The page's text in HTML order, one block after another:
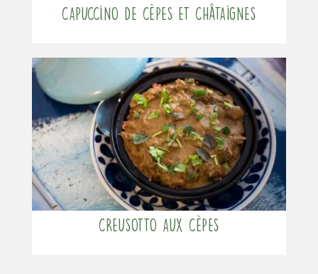
Capuccino de cèpes et châtaignes
Creusotto aux cèpes